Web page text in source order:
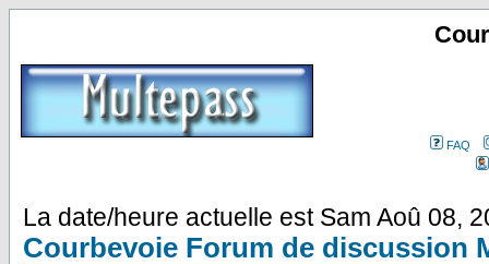
FAQ
La date/heure actuelle est Sam Aoû 08,
Courbevoie Forum de discussion